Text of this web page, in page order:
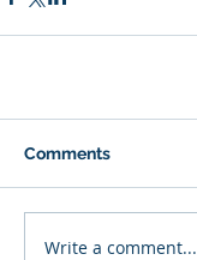
Comments
Write a comment...